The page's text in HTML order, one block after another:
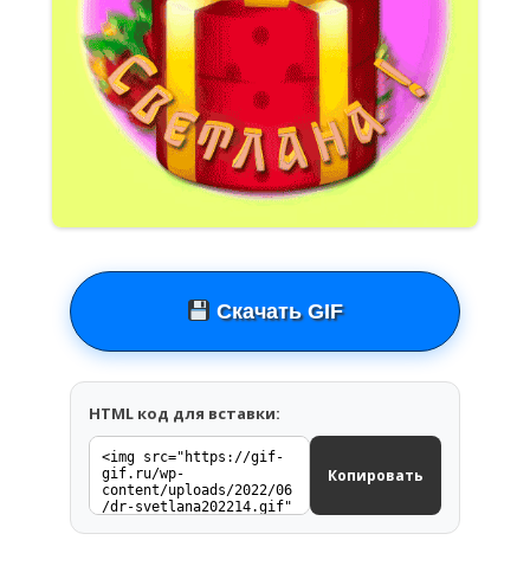
Скачать GIF
HTML код для вставки:
Копировать